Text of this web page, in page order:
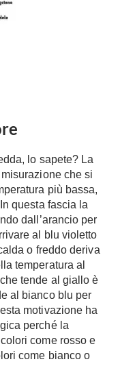
Climatizzatori
Climatizzatore
Deumidificatori
Chiller
Pompe di calore
Ecologia
Geotermia
Case in Legno
Prefabbricate
Fotovoltaico
Riciclo
lo sapete? La
che si
più bassa,
questa fascia la
dall’arancio per
al blu violetto
o freddo deriva
temperatura al
tende al giallo è
al bianco blu per
motivazione ha
perché la
come rosso e
come bianco o